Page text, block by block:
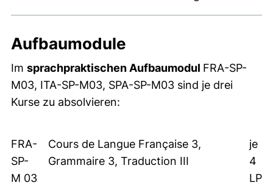
Aufbaumodule
Im sprachpraktischen Aufbaumodul FRA-SP-
M03, ITA-SP-M03, SPA-SP-M03 sind je drei
Kurse zu absolvieren:
FRA-
SP-
M 03
Cours de Langue Française 3,
Grammaire 3, Traduction III
je
4
LP